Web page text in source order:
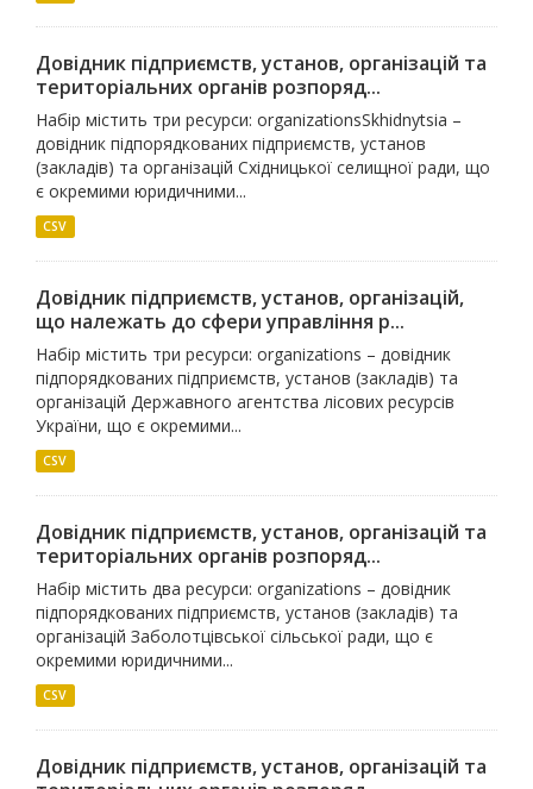
Довідник підприємств, установ, організацій та
територіальних органів розпоряд...
Набір містить три ресурси: organizationsSkhidnytsia –
довідник підпорядкованих підприємств, установ
(закладів) та організацій Східницької селищної ради, що
є окремими юридичними...
CSV
Довідник підприємств, установ, організацій,
що належать до сфери управління р...
Набір містить три ресурси: organizations – довідник
підпорядкованих підприємств, установ (закладів) та
організацій Державного агентства лісових ресурсів
України, що є окремими...
CSV
Довідник підприємств, установ, організацій та
територіальних органів розпоряд...
Набір містить два ресурси: organizations – довідник
підпорядкованих підприємств, установ (закладів) та
організацій Заболотцівської сільської ради, що є
окремими юридичними...
CSV
Довідник підприємств, установ, організацій та